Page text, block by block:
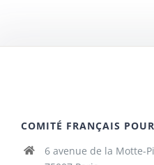
COMITÉ FRANÇAIS
6 avenue de la Motte-